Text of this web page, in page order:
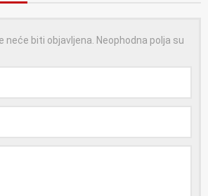
neće biti objavljena. Neophodna polja su